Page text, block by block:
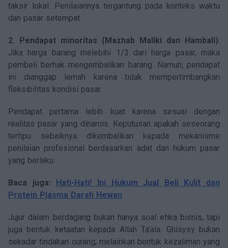
taksir lokal. Penilaiannya tergantung pada konteks waktu
dan pasar setempat.
2. Pendapat minoritas (Mazhab Maliki dan Hambali):
Jika harga barang melebihi 1/3 dari harga pasar, maka
pembeli berhak mengembalikan barang. Namun, pendapat
ini dianggap lemah karena tidak mempertimbangkan
fleksibilitas kondisi pasar.
Pendapat pertama lebih kuat karena sesuai dengan
realitas pasar yang dinamis. Keputusan apakah seseorang
tertipu sebaiknya dikembalikan kepada mekanisme
penilaian profesional berdasarkan adat dan hukum pasar
yang berlaku.
Baca juga: Hati-Hati! Ini Hukum Jual Beli Kulit dan
Protein Plasma Darah Hewan
Jujur dalam berdagang bukan hanya soal etika bisnis, tapi
juga bentuk ketaatan kepada Allah Ta’ala. Ghisysy bukan
sekadar tindakan curang, melainkan bentuk kezaliman yang